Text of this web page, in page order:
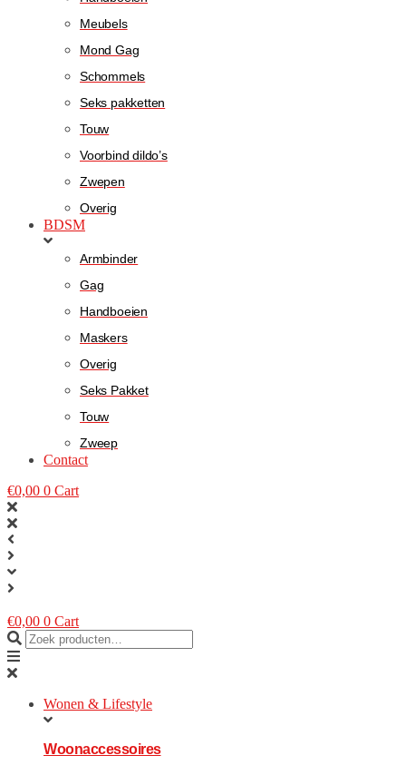
Meubels
Mond Gag
Schommels
Seks pakketten
Touw
Voorbind dildo’s
Zwepen
Overig
BDSM
Armbinder
Gag
Handboeien
Maskers
Overig
Seks Pakket
Touw
Zweep
Contact
€0,00 0 Cart
€0,00 0 Cart
Wonen & Lifestyle
Woonaccessoires